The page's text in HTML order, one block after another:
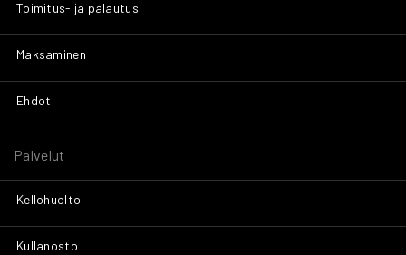
Toimitus- ja palautus
Maksaminen
Ehdot
Palvelut
Kellohuolto
Kullanosto